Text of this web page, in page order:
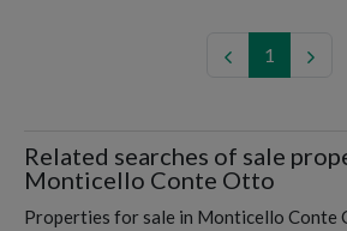
1
Related searches of sale
Monticello Conte Otto
Properties for sale in Monticello Conte